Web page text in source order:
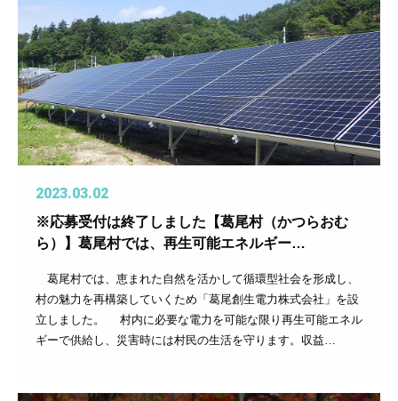
2023.03.02
※応募受付は終了しました【葛尾村（かつらおむ
ら）】葛尾村では、再生可能エネルギー…
葛尾村では、恵まれた自然を活かして循環型社会を形成し、
村の魅力を再構築していくため「葛尾創生電力株式会社」を設
立しました。 村内に必要な電力を可能な限り再生可能エネル
ギーで供給し、災害時には村民の生活を守ります。収益…